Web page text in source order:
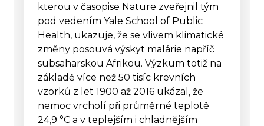
kterou v časopise Nature zveřejnil tým
pod vedením Yale School of Public
Health, ukazuje, že se vlivem klimatické
změny posouvá výskyt malárie napříč
subsaharskou Afrikou. Výzkum totiž na
základě více než 50 tisíc krevních
vzorků z let 1900 až 2016 ukázal, že
nemoc vrcholí při průměrné teplotě
24,9 °C a v teplejším i chladnějším